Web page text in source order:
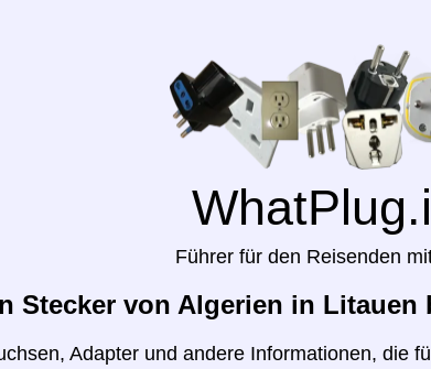
Führer für den Reisenden
Stecker von Algerien in Litauen
Adapter und andere Informationen, die